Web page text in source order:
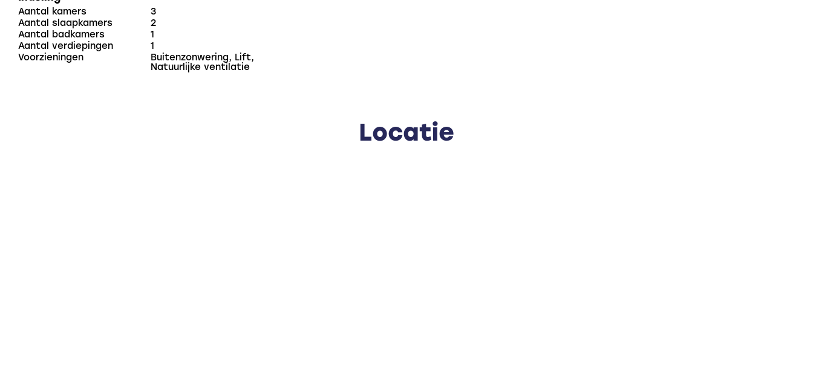
Indeling:
Aantal kamers
3
Aantal slaapkamers
2
Aantal badkamers
1
Aantal verdiepingen
1
Voorzieningen
Buitenzonwering, Lift,
Natuurlijke ventilatie
Locatie